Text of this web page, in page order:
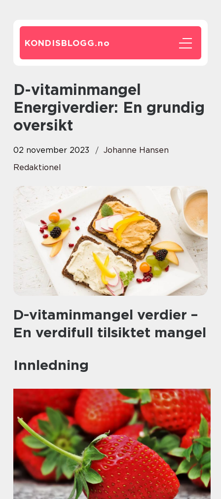
KONDISBLOGG.no
D-vitaminmangel
Energiverdier: En grundig
oversikt
02 november 2023
Johanne Hansen
Redaktionel
D-vitaminmangel verdier –
En verdifull tilsiktet mangel
Innledning